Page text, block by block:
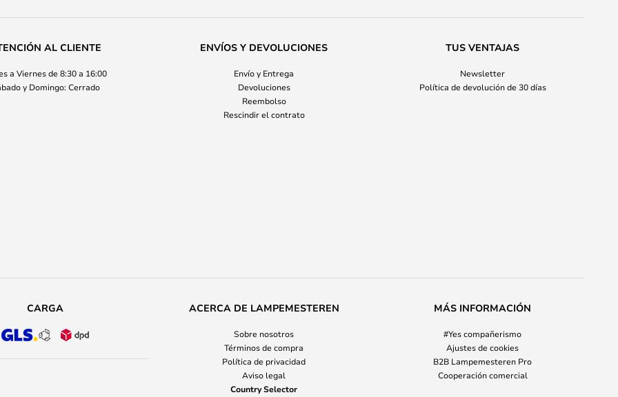
AL CLIENTE
a Viernes de 8:30 a 16:00
y Domingo: Cerrado
ENVÍOS Y DEVOLUCIONES
Envío y Entrega
Devoluciones
Reembolso
Rescindir el contrato
TUS VENTAJAS
Newsletter
Política de devolución de 30 días
CARGA ACERCA DE LAMPEMESTEREN
Sobre nosotros
Términos de compra
Política de privacidad
Aviso legal
Country Selector
MÁS INFORMACIÓN
#Yes compañerismo
Ajustes de cookies
B2B Lampemesteren Pro
Cooperación comercial